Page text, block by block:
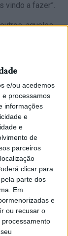
e/ou acedemos
e processamos
informações
e
e
de
parceiros
clicar para
parte dos
Em
e
ou recusar o
vindo a fazer”.
aqueles
questão das
por sua vez,
de